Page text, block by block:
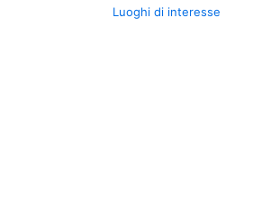
Luoghi di interesse